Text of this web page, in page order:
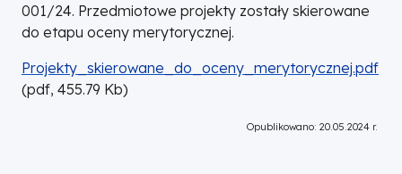
001/24. Przedmiotowe projekty zostały skierowane
do etapu oceny merytorycznej.
DOKUMENT
Projekty_skierowane_do_oceny_merytorycznej.pdf
(pdf, 455.79 Kb)
Opublikowano: 20.05.2024 r.